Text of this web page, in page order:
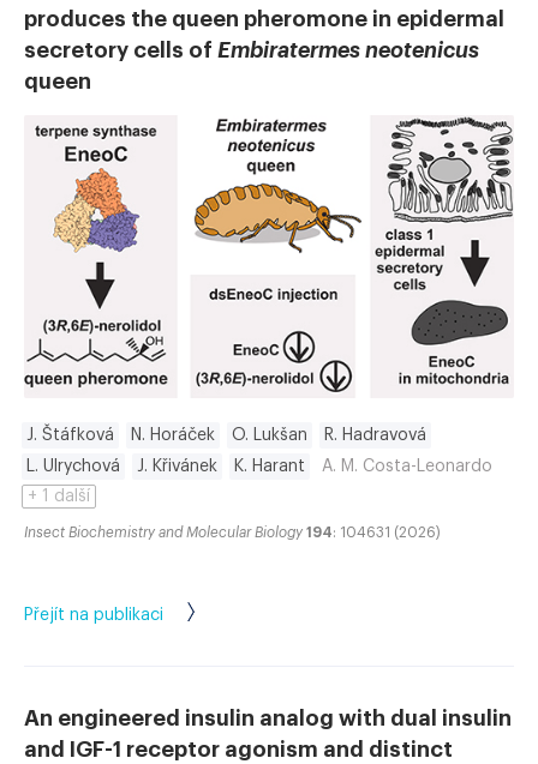
produces the queen pheromone in epidermal
secretory cells of Embiratermes neotenicus
queen
J. Štáfková N. Horáček O. Lukšan
R. Hadravová
L. Ulrychová
J. Křivánek K. Harant
A. M. Costa-Leonardo
+ 1 další
Insect Biochemistry and Molecular Biology 194: 104631 (2026)
Přejít na publikaci
An engineered insulin analog with dual insulin
and IGF-1 receptor agonism and distinct